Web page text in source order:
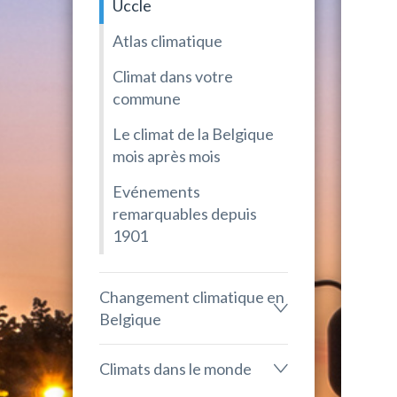
Uccle
Atlas climatique
Climat dans votre
commune
Le climat de la Belgique
mois après mois
Evénements
remarquables depuis
1901
Changement climatique en
Belgique
Climats dans le monde